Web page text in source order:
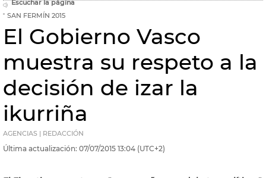
Escuchar la página
SAN FERMÍN 2015
El Gobierno Vasco
muestra su respeto a la
decisión de izar la
ikurriña
AGENCIAS | REDACCIÓN
Última actualización: 07/07/2015 13:04 (UTC+2)